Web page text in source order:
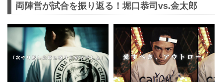
両陣営が試合を振り返る！堀口恭司vs.金太郎